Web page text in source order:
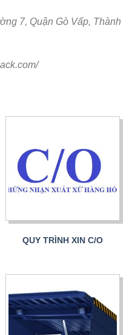
7, Quận Gò Vấp, Thành
QUY TRÌNH XIN C/O